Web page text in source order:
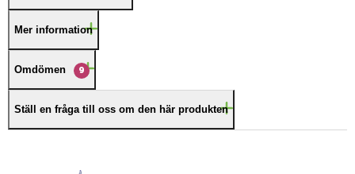
Mer information
Omdömen 9
Ställ en fråga till oss om den här produkten